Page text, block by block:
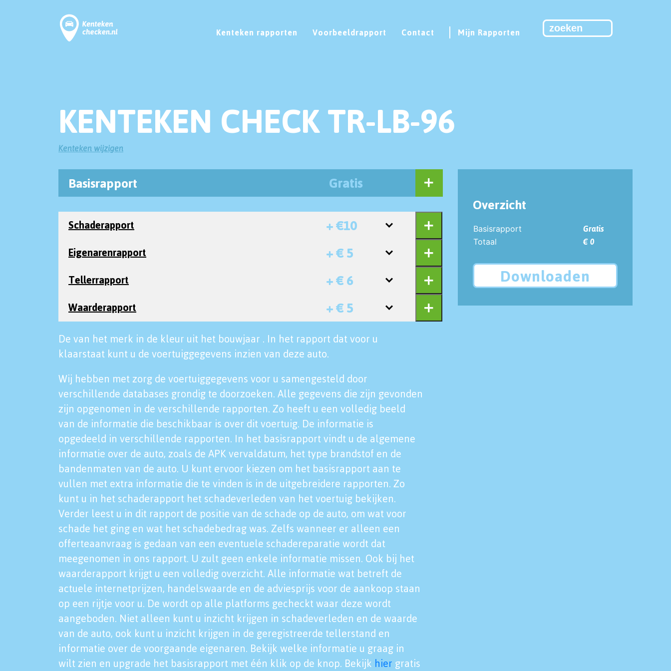
Kenteken rapporten Voorbeeldrapport Contact Mijn Rapporten
KENTEKEN CHECK TR-LB-96
Kenteken wijzigen
Basisrapport Gratis
Schaderapport + €10
Eigenarenrapport + € 5
Tellerrapport + € 6
Waarderapport + € 5
De van het merk in de kleur uit het bouwjaar . In het rapport dat voor u
klaarstaat kunt u de voertuiggegevens inzien van deze auto.
Wij hebben met zorg de voertuiggegevens voor u samengesteld door
verschillende databases grondig te doorzoeken. Alle gegevens die zijn gevonden
zijn opgenomen in de verschillende rapporten. Zo heeft u een volledig beeld
van de informatie die beschikbaar is over dit voertuig. De informatie is
opgedeeld in verschillende rapporten. In het basisrapport vindt u de algemene
informatie over de auto, zoals de APK vervaldatum, het type brandstof en de
bandenmaten van de auto. U kunt ervoor kiezen om het basisrapport aan te
vullen met extra informatie die te vinden is in de uitgebreidere rapporten. Zo
kunt u in het schaderapport het schadeverleden van het voertuig bekijken.
Verder leest u in dit rapport de positie van de schade op de auto, om wat voor
schade het ging en wat het schadebedrag was. Zelfs wanneer er alleen een
offerteaanvraag is gedaan van een eventuele schadereparatie wordt dat
meegenomen in ons rapport. U zult geen enkele informatie missen. Ook bij het
waarderapport krijgt u een volledig overzicht. Alle informatie wat betreft de
actuele internetprijzen, handelswaarde en de adviesprijs voor de aankoop staan
op een rijtje voor u. De wordt op alle platforms gecheckt waar deze wordt
aangeboden. Niet alleen kunt u inzicht krijgen in schadeverleden en de waarde
van de auto, ook kunt u inzicht krijgen in de geregistreerde tellerstand en
informatie over de voorgaande eigenaren. Bekijk welke informatie u graag in
wilt zien en upgrade het basisrapport met één klik op de knop. Bekijk hier gratis
Overzicht
Basisrapport
Gratis
Totaal
€ 0
Downloaden